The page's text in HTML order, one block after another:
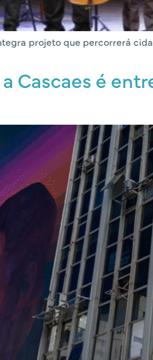
projeto que percorrerá
Cascaes é